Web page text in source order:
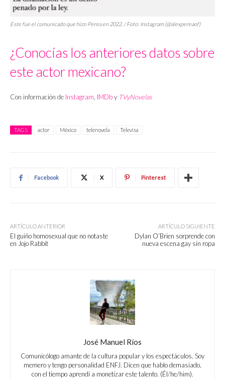
Este fue el comunicado que hizo Perea en 2022. / Foto: Instagram (@alexpereaof)
¿Conocías los anteriores datos sobre
este actor mexicano?
Con información de Instagram IMDby TVyNovelas
TAGS actor México telenovela Televisa
Facebook X Pinterest
ARTÍCULO ANTERIOR
El guiño homosexual que no notaste
en Jojo Rabbit
ARTÍCULO SIGUIENTE
Dylan O’Brien sorprende con
nueva escena gay sin ropa
José Manuel Ríos
Comunicólogo amante de la cultura popular y los espectáculos. Soy
memero y tengo personalidad ENFJ. Dicen que hablo demasiado,
con el tiempo aprendí a monetizar este talento. (Él/he/him).